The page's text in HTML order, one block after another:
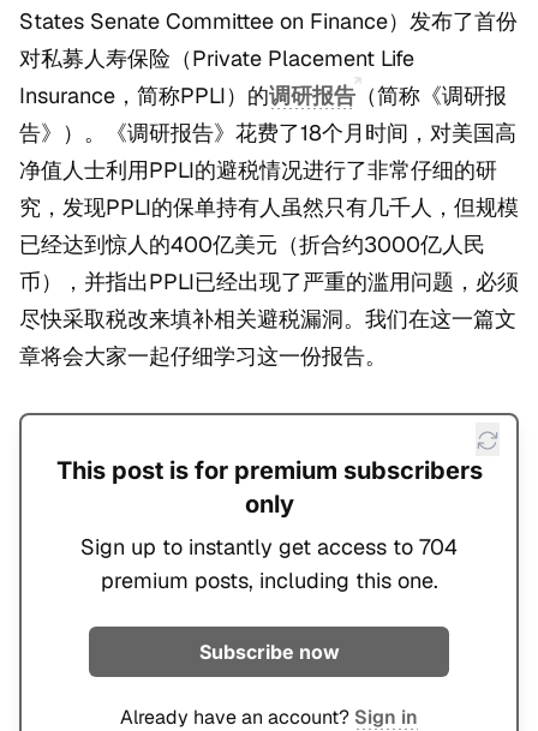
States Senate Committee on Finance）发布了首份
对私募人寿保险（Private Placement Life
Insurance，简称PPLI）的调研报告 （简称《调研报
告》）。《调研报告》花费了18个月时间，对美国高
净值人士利用PPLI的避税情况进行了非常仔细的研
究，发现PPLI的保单持有人虽然只有几千人，但规模
已经达到惊人的400亿美元（折合约3000亿人民
币），并指出PPLI已经出现了严重的滥用问题，必须
尽快采取税改来填补相关避税漏洞。我们在这一篇文
章将会大家一起仔细学习这一份报告。
This post is for premium subscribers
only
Sign up to instantly get access to 704
premium posts, including this one.
Subscribe now
Already have an account? Sign in